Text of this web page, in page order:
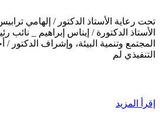
الأستاذ الدكتورة / إيناس إبراهيم _
المجتمع وتنمية البيئة، وإشراف الدكتور /
التنفيذي لم
إقرأ المزيد